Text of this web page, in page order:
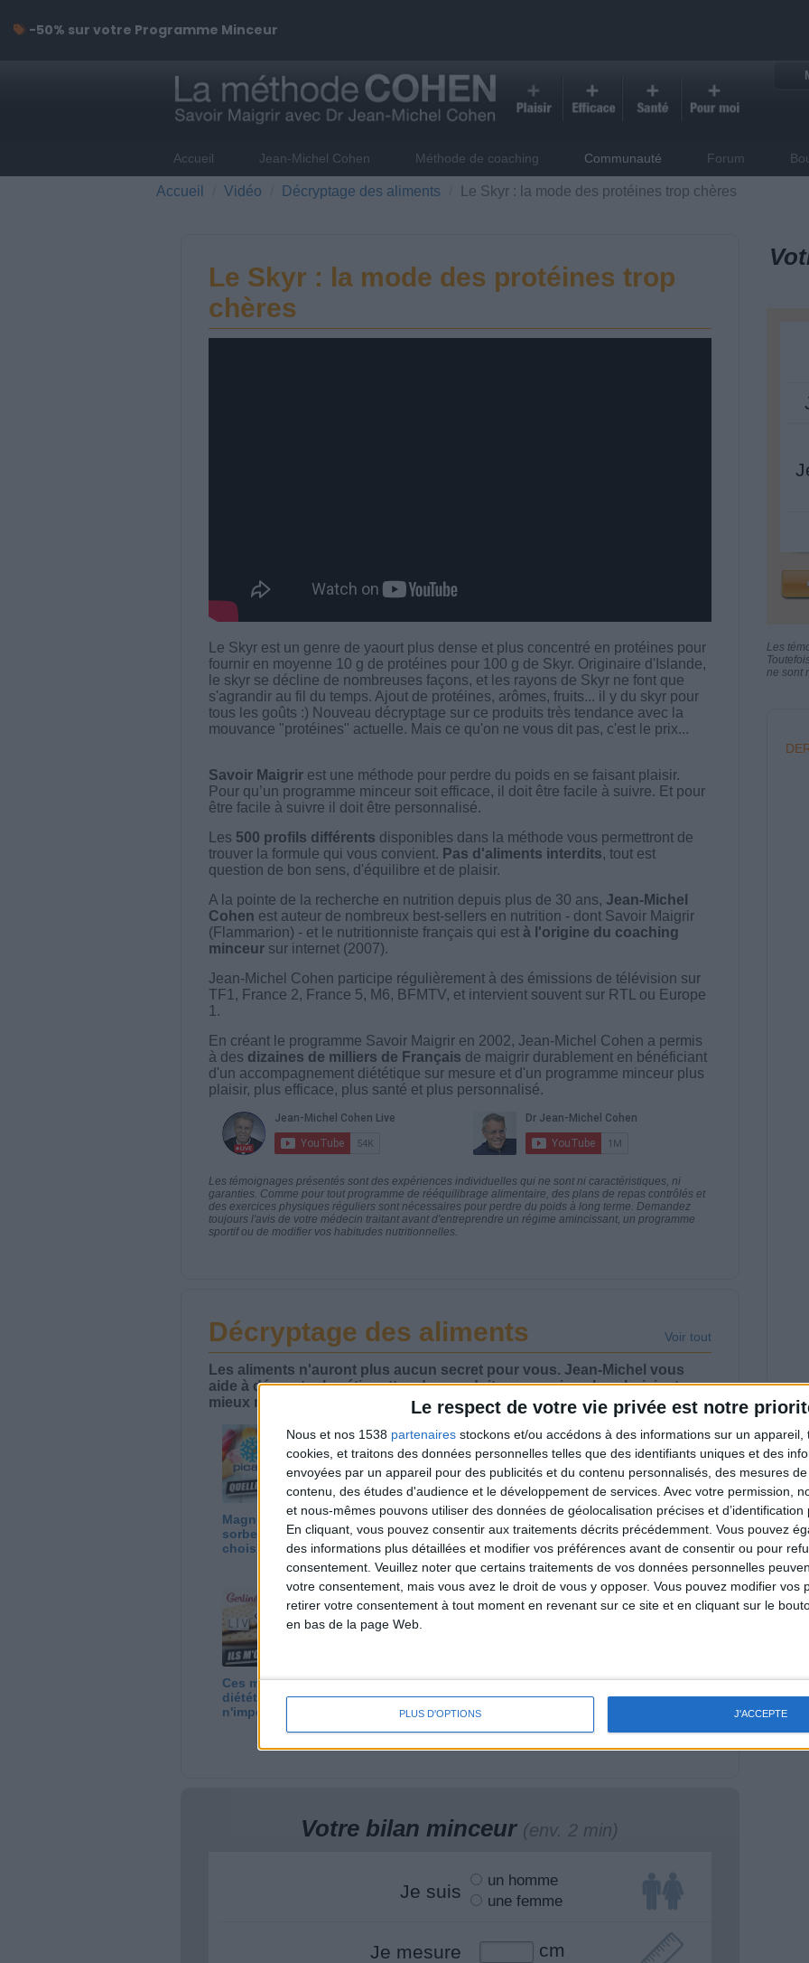
Le respect de votre vie privée est notre
Nous et nos 1538 partenaires stockons et/ou accédons à des informations sur un appareil,
cookies, et traitons des données personnelles telles que des identifiants uniques et des
envoyées par un appareil pour des publicités et du contenu personnalisés, des mesures
contenu, des études d'audience et le développement de services. Avec votre permission,
et nous-mêmes pouvons utiliser des données de géolocalisation précises et d’identification
En cliquant, vous pouvez consentir aux traitements décrits précédemment. Vous pouvez
des informations plus détaillées et modifier vos préférences avant de consentir ou pour
consentement. Veuillez noter que certains traitements de vos données personnelles
votre consentement, mais vous avez le droit de vous y opposer. Vous pouvez modifier vos
retirer votre consentement à tout moment en revenant sur ce site et en cliquant sur le
en bas de la page Web.
PLUS D'OPTIONS J'ACCEPTE
Accueil Jean-Michel Cohen Méthode de coaching Communauté Forum
Accueil Vidéo Décryptage des aliments Le Skyr : la mode des protéines trop chères
Le Skyr : la mode des protéines trop
chères
Le Skyr est un genre de yaourt plus dense et plus concentré en protéines pour
fournir en moyenne 10 g de protéines pour 100 g de Skyr. Originaire d'Islande,
le skyr se décline de nombreuses façons, et les rayons de Skyr ne font que
s'agrandir au fil du temps. Ajout de protéines, arômes, fruits... il y du skyr pour
tous les goûts :) Nouveau décryptage sur ce produits très tendance avec la
mouvance "protéines" actuelle. Mais ce qu'on ne vous dit pas, c'est le prix...
Savoir Maigrirest une méthode pour perdre du poids en se faisant plaisir.
Pour qu’un programme minceur soit efficace, il doit être facile à suivre. Et pour
être facile à suivre il doit être personnalisé.
Les 500 profils différents disponibles dans la méthode vous permettront de
trouver la formule qui vous convient. Pas d'aliments interdits, tout est
question de bon sens, d'équilibre et de plaisir.
A la pointe de la recherche en nutrition depuis plus de 30 ans, Jean-Michel
Cohen est auteur de nombreux best-sellers en nutrition - dont Savoir Maigrir
(Flammarion) - et le nutritionniste français qui est à l'origine du coaching
minceursur internet (2007).
Jean-Michel Cohen participe régulièrement à des émissions de télévision sur
TF1, France 2, France 5, M6, BFMTV, et intervient souvent sur RTL ou Europe
1.
En créant le programme Savoir Maigrir en 2002, Jean-Michel Cohen a permis
à des dizaines de milliers de Français de maigrir durablement en bénéficiant
d'un accompagnement diététique sur mesure et d'un programme minceur plus
plaisir, plus efficace, plus santé et plus personnalisé.
Les témoignages présentés sont des expériences individuelles qui ne sont ni caractéristiques, ni
garanties. Comme pour tout programme de rééquilibrage alimentaire, des plans de repas contrôlés et
des exercices physiques réguliers sont nécessaires pour perdre du poids à long terme. Demandez
toujours l'avis de votre médecin traitant avant d'entreprendre un régime amincissant, un programme
sportif ou de modifier vos habitudes nutritionnelles.
Décryptage des aliments Voir tout
Les aliments n'auront plus aucun secret pour vous. Jean-Michel vous
aide à décrypter les étiquettes des produits, pour mieux les choisir et
mieux manger.
Magnum, cornet,
sorbet ? Quelle glace
choisir ?
La folie du Tatsty
Crousty
Savane, LU, Pepito,
Harrys... Que valent
vraiment ces gâteaux
?
Ces marques
diététiques : c'est
n'importe quoi !
7 huiles de cuisine :
utilisez-vous la bonne
Le Skyr : la mode des
protéines trop chères
Votre bilan minceur (env. 2 min)
Je suis
un homme
une femme
Je mesure cm
Les
ne sont
-50% sur votre Programme Minceur